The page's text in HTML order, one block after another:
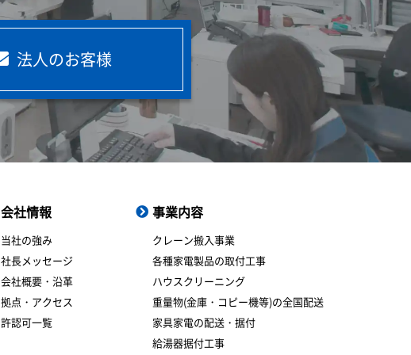
法人のお客様
会社情報
当社の強み
社長メッセージ
会社概要・沿革
拠点・アクセス
許認可一覧
事業内容
クレーン搬入事業
各種家電製品の取付工事
ハウスクリーニング
重量物(金庫・コピー機等)の全国配送
家具家電の配送・据付
給湯器据付工事